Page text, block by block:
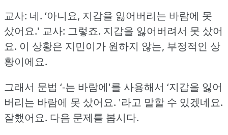
교사: 네. ‘아니요, 지갑을 잃어버리는 바람에 못
샀어요.' 교사: 그렇죠. 지갑을 잃어버려서 못 샀어
요. 이 상황은 지민이가 원하지 않는, 부정적인 상
황이에요.
그래서 문법 ‘-는 바람에'를 사용해서 ‘지갑을 잃어
버리는 바람에 못 샀어요. '라고 말할 수 있겠네요.
잘했어요. 다음 문제를 봅시다.